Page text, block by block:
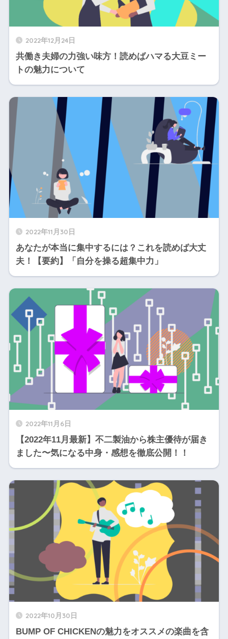
2022年12月24日
共働き夫婦の力強い味方！読めばハマる大豆ミー
トの魅力について
2022年11月30日
あなたが本当に集中するには？これを読めば大丈
夫！【要約】「自分を操る超集中力」
2022年11月6日
【2022年11月最新】不二製油から株主優待が届き
ました〜気になる中身・感想を徹底公開！！
2022年10月30日
BUMP OF CHICKENの魅力をオススメの楽曲を含